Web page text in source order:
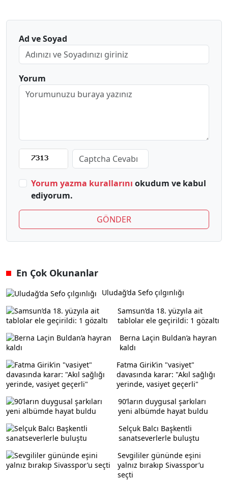
Ad ve Soyad
Yorum
Yorum yazma kurallarını okudum ve kabul
ediyorum.
GÖNDER
En Çok Okunanlar
Uludağ’da Sefo çılgınlığı
Samsun’da 18. yüzyıla ait
tablolar ele geçirildi: 1 gözaltı
Berna Laçin Buldan’a hayran
kaldı
Fatma Girik’in "vasiyet"
davasında karar: "Akıl sağlığı
yerinde, vasiyet geçerli"
90’ların duygusal şarkıları
yeni albümde hayat buldu
Selçuk Balcı Başkentli
sanatseverlerle buluştu
Sevgililer gününde eşini
yalnız bırakıp Sivasspor’u
seçti